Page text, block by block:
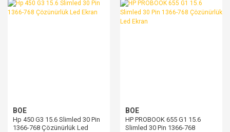
BOE
Hp 450 G3 15.6 Slimled 30 Pin
1366-768 Çözünürlük Led
BOE
HP PROBOOK 655 G1 15.6
Slimled 30 Pin 1366-768